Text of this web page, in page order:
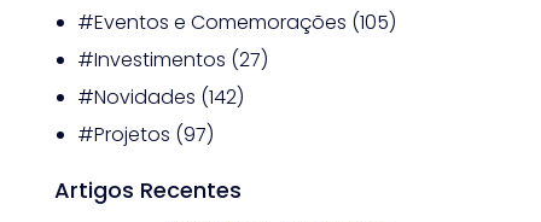
#Eventos e Comemorações (105)
#Investimentos (27)
#Novidades (142)
#Projetos (97)
Artigos Recentes